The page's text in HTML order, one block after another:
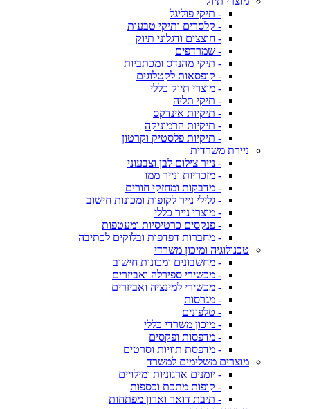
- תיקי פוליגל
- קלסרים ותיקי טבעות
- חוצצים ודגלוני תיוק
- שמרדפים
- תיקי מהנדס ומכתביות
- קופסאות לקטלוגים
- מוצרי תיוק כללי
- תיקי תליה
- תיקיות אינדקס
- תיקיות הרמוניקה
- תיקיות פלסטיק וקרטון
ניירת משרדית
- נייר צילום לבן וצבעוני
- מזכריות ונייר ממו
- מדבקות ומחזקי חורים
- גלילי נייר לקופות ומכונות חישוב
- מוצרי נייר כללי
- פנקסים כרטיסיות ומעטפות
- מחברות דפדפות ובלוקים לכתיבה
טכנולוגיה ומיכון משרדי
- מחשבונים ומכונות חישוב
- מכשירי ספירלה ואביזרים
- מכשירי למינציה ואביזרים
- מגרסות
- טלפונים
- מיכון משרדי כללי
- מדפסות ופקסים
- מדפסת תוויות וסרטים
מוצרים משלימים למשרד
- יומנים ארגוניות ומילויים
- קופות מתכת וכספות
- תיבת דואר וארון מפתחות